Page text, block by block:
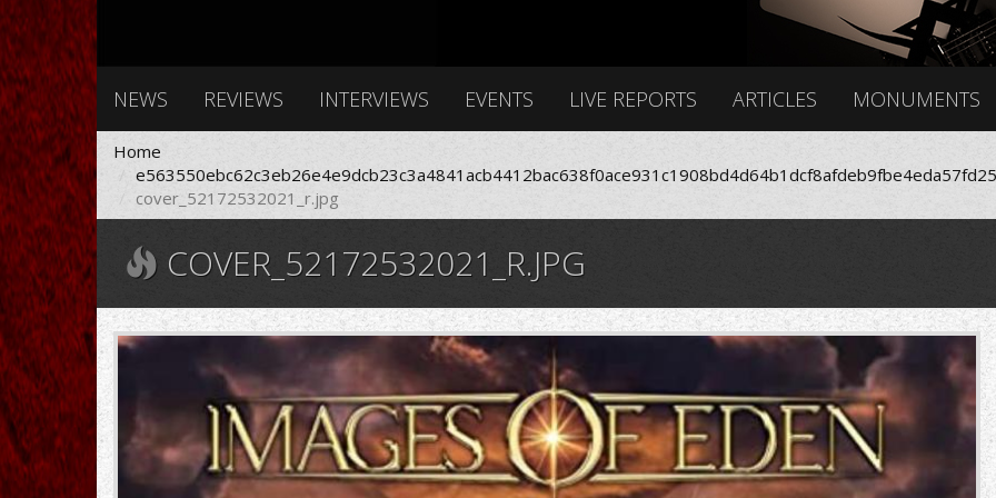
NEWS REVIEWS INTERVIEWS EVENTS LIVE REPORTS ARTICLES MONUMENTS
Home
cover_52172532021_r.jpg
COVER_52172532021_R.JPG